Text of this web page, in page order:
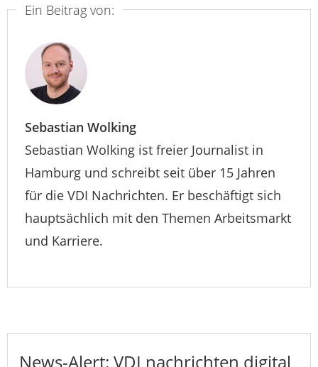
Ein Beitrag von:
Sebastian Wolking
Sebastian Wolking ist freier Journalist in
Hamburg und schreibt seit über 15 Jahren
für die VDI Nachrichten. Er beschäftigt sich
hauptsächlich mit den Themen Arbeitsmarkt
und Karriere.
News-Alert: VDI nachrichten digital